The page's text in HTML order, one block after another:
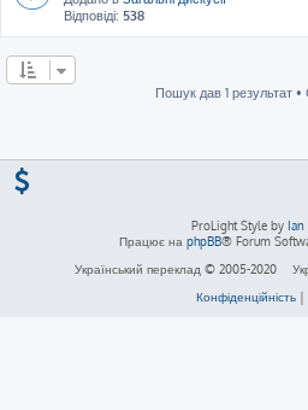
Відповіді: 538
Пошук дав 1 результат •
ProLight Style by Ian
Працює на phpBB® Forum
Український переклад © 2005-2020
Конфіденційність|